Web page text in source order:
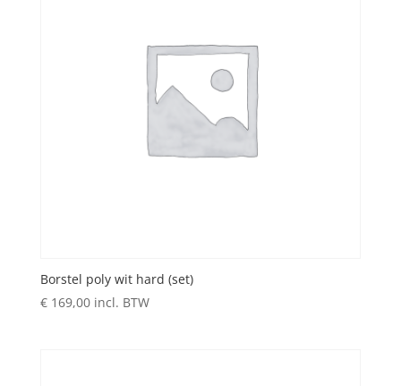
Borstel poly wit hard (set)
€169,00 incl. BTW